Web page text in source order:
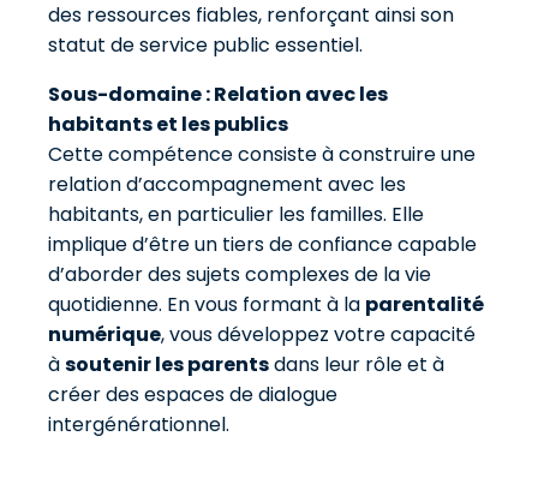
des ressources fiables, renforçant ainsi son
statut de service public essentiel.
Sous-domaine : Relation avec les
habitants et les publics
Cette compétence consiste à construire une
relation d’accompagnement avec les
habitants, en particulier les familles. Elle
implique d’être un tiers de confiance capable
d’aborder des sujets complexes de la vie
quotidienne. En vous formant à la parentalité
numérique, vous développez votre capacité
àsoutenir les parentsdans leur rôle et à
créer des espaces de dialogue
intergénérationnel.